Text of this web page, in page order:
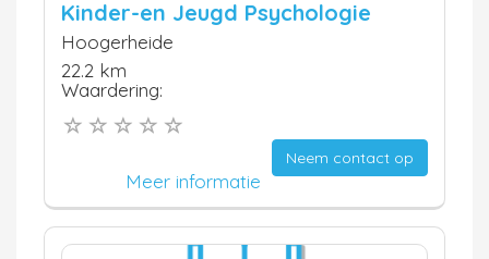
Kinder-en Jeugd Psychologie
Hoogerheide
22.2 km
Waardering:
Neem contact op
Meer informatie